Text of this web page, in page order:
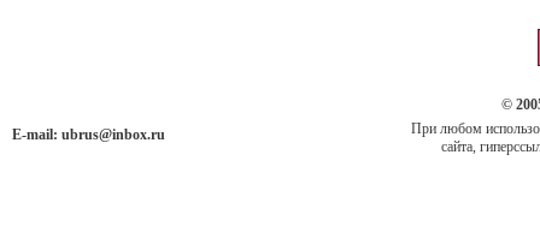
E-mail: ubrus@inbox.ru
©
При любом
сайта,